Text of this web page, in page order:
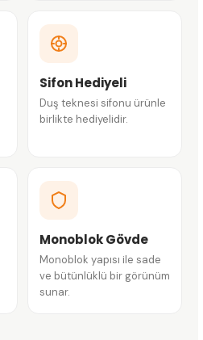
Sifon Hediyeli
Duş teknesi sifonu ürünle
birlikte hediyelidir.
Monoblok Gövde
Monoblok yapısı ile sade
ve bütünlüklü bir görünüm
sunar.